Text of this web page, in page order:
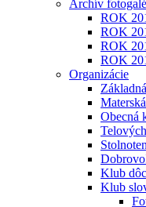
Archív
ROK
ROK
ROK
ROK
Organizácie
Obecná
Klub
Klub